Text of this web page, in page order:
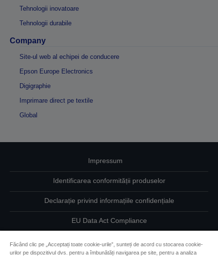
Tehnologii inovatoare
Tehnologii durabile
Company
Site-ul web al echipei de conducere
Epson Europe Electronics
Digigraphie
Imprimare direct pe textile
Global
Impressum
Identificarea conformității produselor
Declarație privind informațiile confidențiale
EU Data Act Compliance
Contactaţi-ne în legătură cu datele dumneavoastră
Făcând clic pe „Acceptați toate cookie-urile”, sunteți de acord cu stocarea cookie-
urilor pe dispozitivul dvs. pentru a îmbunătăți navigarea pe site, pentru a analiza